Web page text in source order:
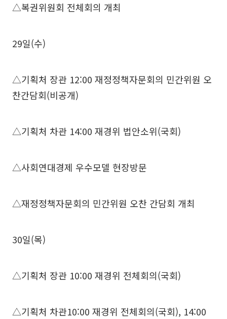
△복권위원회 전체회의 개최
29일(수)
△기획처 장관 12:00 재정정책자문회의 민간위원 오
찬간담회(비공개)
△기획처 차관 14:00 재경위 법안소위(국회)
△사회연대경제 우수모델 현장방문
△재정정책자문회의 민간위원 오찬 간담회 개최
30일(목)
△기획처 장관 10:00 재경위 전체회의(국회)
△기획처 차관10:00 재경위 전체회의(국회), 14:00